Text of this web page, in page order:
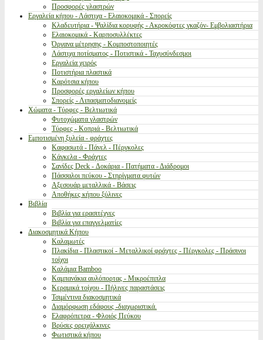
Προσφορές γλαστρών
Εργαλεία κήπου - Λάστιχα - Ελαιοκομικά - Σπορείς
Κλαδευτήρια - Ψαλίδια κορυφής - Ακροκόφτες γκαζόν- Εμβολιαστήρια
Ελαιοκομικά - Καρποσυλλέκτες
Όργανα μέτρησης - Κομποστοποιητές
Λάστιχα ποτίσματος - Ποτιστικά - Ταχυσύνδεσμοι
Εργαλεία χειρός
Ποτιστήρια πλαστικά
Καρότσια κήπου
Προσφορές εργαλείων κήπου
Σπορείς - Λιπασματοδιανομείς
Χώματα - Τύρφες - Βελτιωτικά
Φυτοχώματα γλαστρών
Τύρφες - Κοπριά - Βελτιωτικά
Εμποτισμένη ξυλεία - φράχτες
Καφασωτά - Πάνελ - Πέργκολες
Κάγκελα - Φράχτες
Σανίδες Deck - Δοκάρια - Πατήματα - Διάδρομοι
Πάσσαλοι πεύκου - Στηρίγματα φυτών
Αξεσουάρ μεταλλικά - Βάσεις
Αποθήκες κήπου ξύλινες
Βιβλία
Βιβλία για ερασιτέχνες
Βιβλία για επαγγελματίες
Διακοσμητικά Κήπου
Καλαμωτές
Πλακίδια - Πλαστικοί - Μεταλλικοί φράχτες - Πέργκολες - Πράσινοι
τοίχοι
Καλάμια Bamboo
Καμπανάκια αυλόπορτας - Μικροέπιπλα
Κεραμικά τοίχου - Πήλινες παραστάσεις
Τσιμέντινα διακοσμητικά
Διαμόρφωση εδάφους -διαχωριστικά.
Ελαφρόπετρα - Φλοιός Πεύκου
Βρύσες ορειχάλκινες
Φωτιστικά κήπου